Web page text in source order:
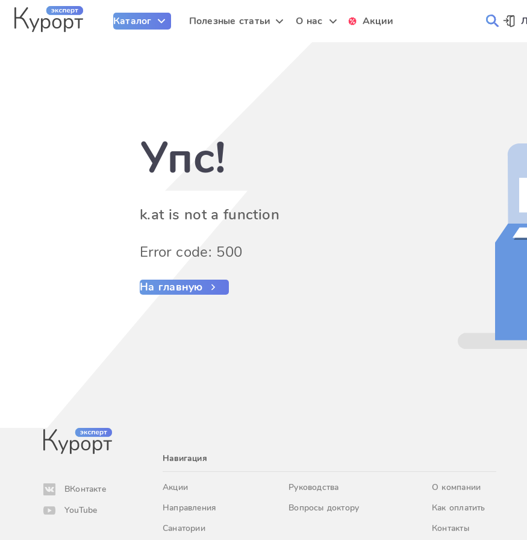
Каталог Полезные статьи О нас Акции
Упс!
k.at is not a function
Error code: 500
На главную
ВКонтакте
YouTube
Навигация
Акции
Направления
Санатории
Руководства
Вопросы доктору
О компании
Как оплатить
Контакты